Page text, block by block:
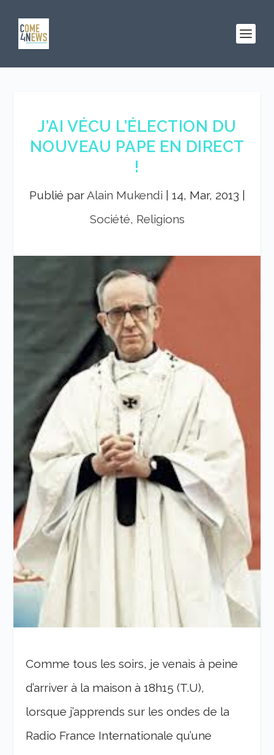
J’AI VÉCU L’ÉLECTION DU
NOUVEAU PAPE EN DIRECT
!
Publié parAlain Mukendi 14, Mar, 2013
Société, Religions
Comme tous les soirs, je venais à peine
d’arriver à la maison à 18h15 (T.U),
lorsque j’apprends sur les ondes de la
Radio France Internationale qu’une